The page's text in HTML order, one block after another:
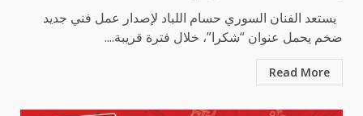
يستعد الفنان السوري حسام اللباد لإصدار عمل فني جديد
ضخم يحمل عنوان “شكرا”، خلال فترة قريبة....
Read More